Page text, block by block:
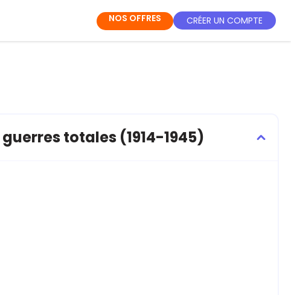
NOS OFFRES CRÉER UN COMPTE
totales (1914-1945)